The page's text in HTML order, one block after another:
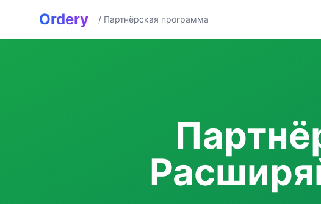
Ordery / Партнёрская программа